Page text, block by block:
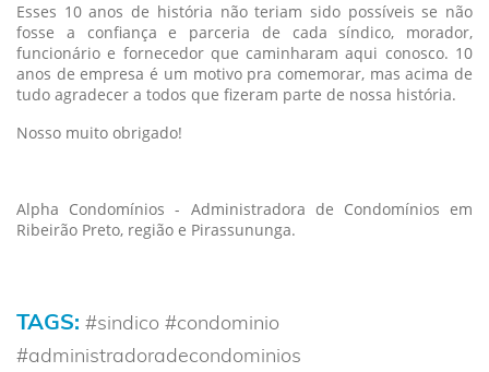
Esses 10 anos de história não teriam sido possíveis se não
fosse a confiança e parceria de cada síndico, morador,
funcionário e fornecedor que caminharam aqui conosco. 10
anos de empresa é um motivo pra comemorar, mas acima de
tudo agradecer a todos que fizeram parte de nossa história.
Nosso muito obrigado!
Alpha Condomínios - Administradora de Condomínios em
Ribeirão Preto, região e Pirassununga.
TAGS: #sindico #condominio
#administradoradecondominios